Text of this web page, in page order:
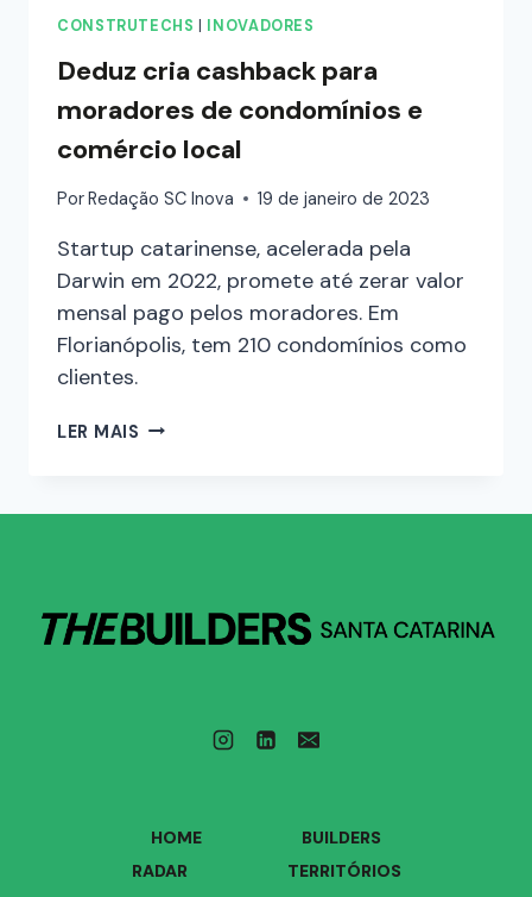
CONSTRUTECHS INOVADORES
Deduz cria cashback para
moradores de condomínios e
comércio local
PorRedação SC Inova 19 de janeiro de 2023
Startup catarinense, acelerada pela
Darwin em 2022, promete até zerar valor
mensal pago pelos moradores. Em
Florianópolis, tem 210 condomínios como
clientes.
LER MAIS
HOME
BUILDERS
RADAR
TERRITÓRIOS